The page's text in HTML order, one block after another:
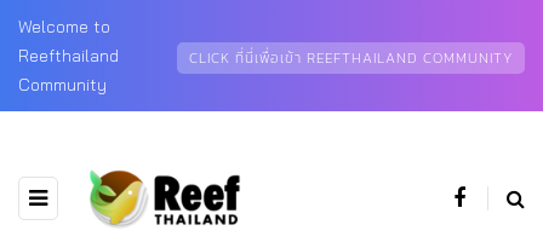
Welcome to
Reefthailand
Community
CLICK ที่นี่เพื่อเข้า REEFTHAILAND COMMUNITY